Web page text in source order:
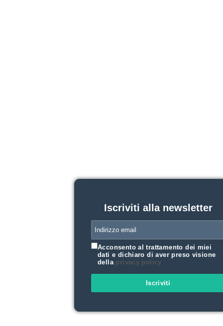
Iscriviti alla newsletter
Acconsento al trattamento dei miei
dati e dichiaro di aver preso visione
della privacy policy
Iscriviti